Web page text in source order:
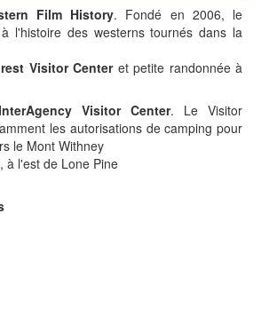
Film History. Fondé en 2006, le
l'histoire des westerns tournés dans la
Visitor Centeret petite randonnée à
Visitor Center. Le Visitor
les autorisations de camping pour
le Mont Withney
, à l'est de Lone Pine